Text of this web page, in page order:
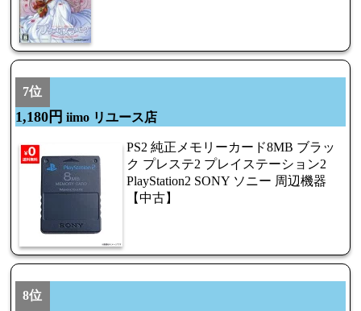
7位
1,180円 iimo リユース店
PS2 純正メモリーカード8MB ブラッ
ク プレステ2 プレイステーション2
PlayStation2 SONY ソニー 周辺機器
【中古】
8位